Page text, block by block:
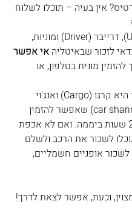
אין בעיה – תוכלו לשלוח
בנוסף, אפשר גם לקחת אובר (Uber), דרייבר (Driver) ומוניות,
לזכור שבאיטליה אי אפשר
להזמין מונית בטלפון, או
אופציה נוספת וחדשה יחסית בעיר היא קרגו (Cargo) ואנג'וי
(Enjoy) – שירותי רכב משותף (car sharing) שאפשר להזמין
באמצעות האפליקציה הייעודית 24 שעות ביממה. ואם לא אכפת
לשכור את הרכב ולשלם
אופניים חשמליים,
וכעת, אפשר לצאת לדרך!